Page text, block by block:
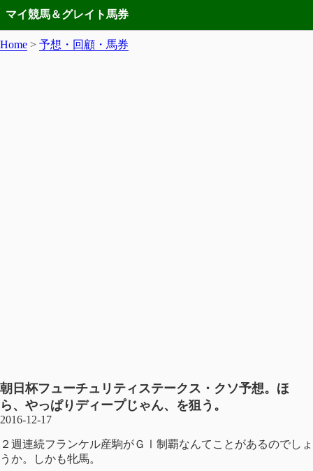
マイ競馬＆グレイト馬券
Home > 予想・回顧・馬券
朝日杯フューチュリティステークス・クソ予想。ほ
ら、やっぱりディープじゃん、を狙う。
2016-12-17
２週連続フランケル産駒がＧⅠ制覇なんてことがあるのでしょ
うか。しかも牝馬。